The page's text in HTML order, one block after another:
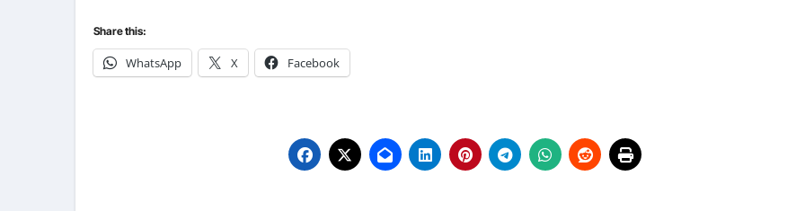
Share this:
WhatsApp X Facebook